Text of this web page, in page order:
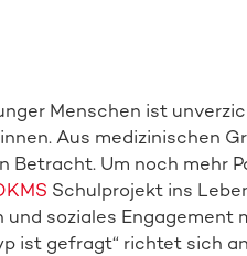
Menschen ist
Aus medizinischen
Betracht. Um noch mehr
Schulprojekt ins
und soziales
ist gefragt“ richtet sich